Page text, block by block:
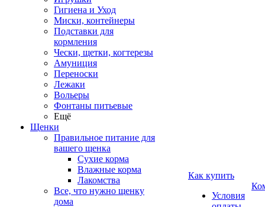
Гигиена и Уход
Миски, контейнеры
Подставки для
кормления
Чески, щетки, когтерезы
Амуниция
Переноски
Лежаки
Вольеры
Фонтаны питьевые
Ещё
Щенки
Правильное питание для
вашего щенка
Сухие корма
Влажные корма
Лакомства
Все, что нужно щенку
дома
Как купить
Условия